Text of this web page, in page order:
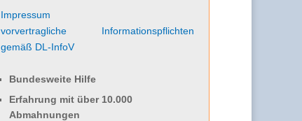
Impressum
vorvertragliche Informationspflichten
gemäß DL-InfoV
Bundesweite Hilfe
Erfahrung mit über 10.000
Abmahnungen